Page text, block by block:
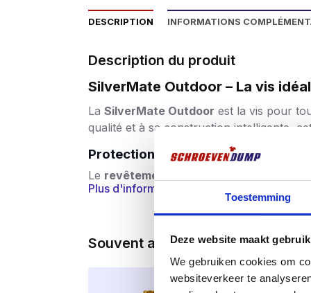
Toestemming
Deze website maakt
We gebruiken cookies om
websiteverkeer te
DESCRIPTION INFORMATIONS
Description du produit
SilverMate Outdoor – La vis
La SilverMate Outdoor est la vis pour
qualité et à sa construction intelligente,
Protection contre le vent et les
Le revêtement
l’humidité et au gel, ce qui est idéal pour
Jusqu’à deux fois plus résistant
Contrairement à de nombreuses vis en
risque derupture lors du vissage
–
Plus d'informations
Souvent achetés ensemble